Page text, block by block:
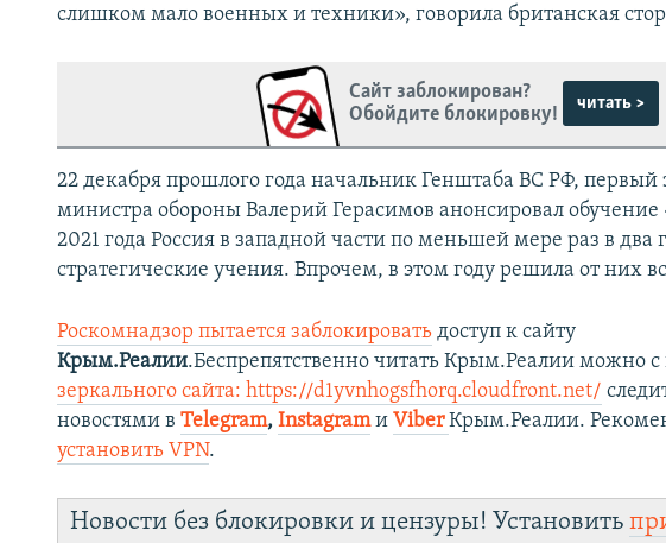
слишком мало военных и техники», говорила британская
Сайт заблокирован?
Обойдите блокировку!
читать >
22 декабря прошлого года начальник Генштаба ВС РФ, первый
министра обороны Валерий Герасимов анонсировал обучение
2021 года Россия в западной части по меньшей мере раз в два
стратегические учения. Впрочем, в этом году решила от них
Роскомнадзор пытается заблокировать доступ к сайту
Крым.Реалии.Беспрепятственно читать Крым.Реалии можно
зеркального сайта: https://d1yvnhogsfhorq.cloudfront.net/
новостями вTelegram,InstagramиViber Крым.Реалии.
установить VPN.
Новости без блокировки и цензуры! Установить